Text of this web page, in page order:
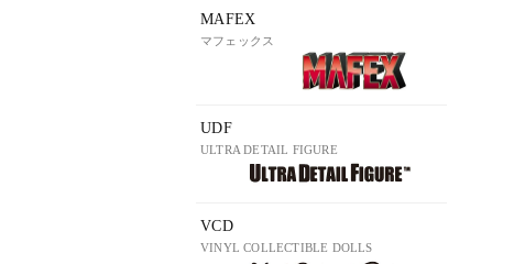
MAFEX
マフェックス
UDF
ULTRA DETAIL FIGURE
VCD
VINYL COLLECTIBLE DOLLS